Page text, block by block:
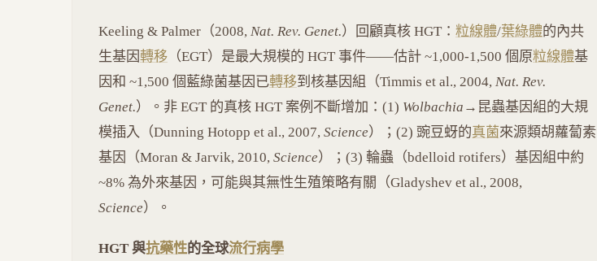
Keeling & Palmer（2008, Nat. Rev. Genet.）回顧真核 HGT： 粒線體/葉綠體的內共
生基因轉移 （EGT）是最大規模的 HGT 事件——估計 ~1,000-1,500 個原粒線體基
因和 ~1,500 個藍綠菌基因已轉移到核基因組（Timmis et al., 2004, Nat. Rev.
Genet.）。非 EGT 的真核 HGT 案例不斷增加：(1) Wolbachia →昆蟲基因組的大規
模插入（Dunning Hotopp et al., 2007, Science）；(2) 豌豆蚜的真菌來源類胡蘿蔔素
基因（Moran & Jarvik, 2010, Science）；(3) 輪蟲（bdelloid rotifers）基因組中約
~8% 為外來基因，可能與其無性生殖策略有關（Gladyshev et al., 2008,
Science）。
HGT 與抗藥性的全球流行病學